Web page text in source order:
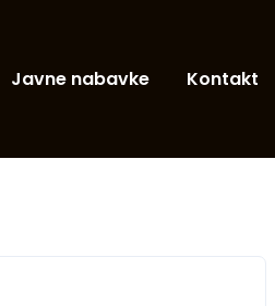
Javne nabavke Kontakt